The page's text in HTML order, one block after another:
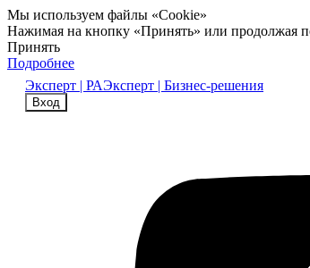
Мы используем файлы «Cookie»
Нажимая на кнопку «Принять» или продолжая
Принять
Подробнее
Эксперт | РАЭксперт | Бизнес-решения
Вход